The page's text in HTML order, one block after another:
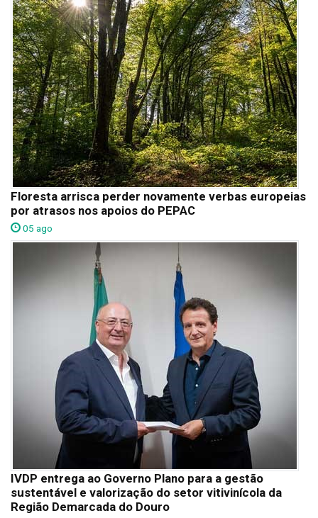
Floresta arrisca perder novamente verbas europeias
por atrasos nos apoios do PEPAC
05 ago
IVDP entrega ao Governo Plano para a gestão
sustentável e valorização do setor vitivinícola da
Região Demarcada do Douro